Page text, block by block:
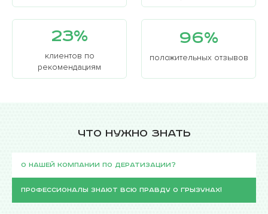
23%
клиентов по
рекомендациям
96%
положительных отзывов
Что нужно знать
О нашей компании по дератизации?
Профессионалы знают всю правду о грызунах!